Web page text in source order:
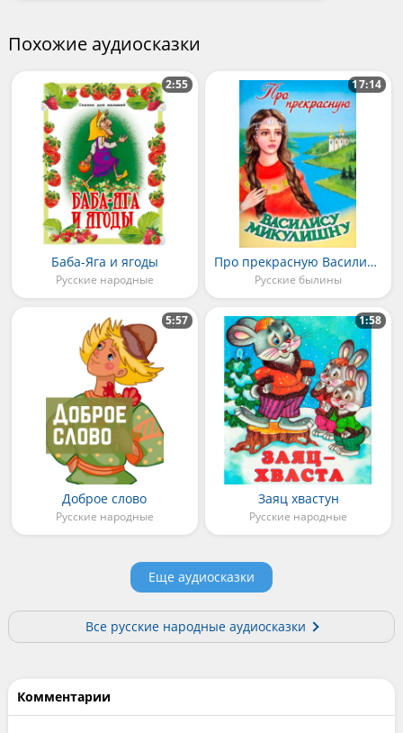
Похожие аудиосказки
Баба-Яга и ягоды
Русские народные
2:55
Про прекрасную Василису Микулишну
Русские былины
17:14
Доброе слово
Русские народные
5:57
Заяц хвастун
Русские народные
1:58
Еще аудиосказки
Все русские народные аудиосказки
Комментарии